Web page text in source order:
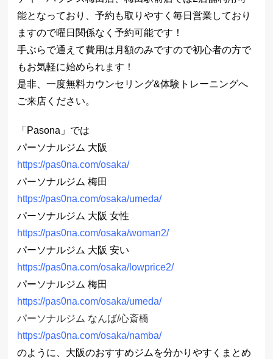
能となっており、予約も取りやすく毎日営業しており
ますので曜日関係なく予約可能です！
手ぶらで通えて費用は月額のみですので初心者の方で
もお気軽に始められます！
是非、一度無料カウンセリング&体験トレーニングへ
ご来店ください。
「Pasona」では
パーソナルジム 大阪
https://pas0na.com/osaka/
パーソナルジム 梅田
https://pas0na.com/osaka/umeda/
パーソナルジム 大阪 女性
https://pas0na.com/osaka/woman2/
パーソナルジム 大阪 安い
https://pas0na.com/osaka/lowprice2/
パーソナルジム 梅田
https://pas0na.com/osaka/umeda/
パーソナルジム なんば/心斎橋
https://pas0na.com/osaka/namba/
のように、大阪のおすすめジムを分かりやすくまとめ